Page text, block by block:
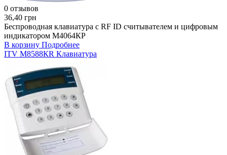
0 отзывов
36,40 грн
Беспроводная клавиатура с RF ID считывателем и цифровым
индикатором М4064КР
В корзину Подробнее
ITV М8588КR Клавиатура